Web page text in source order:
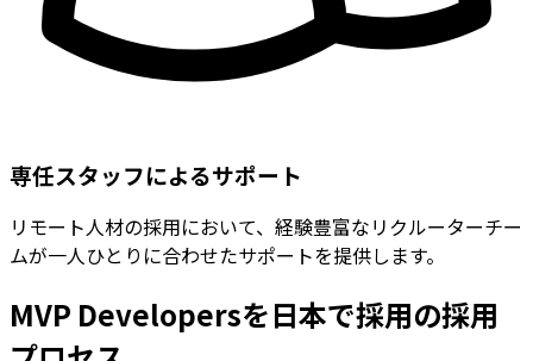
専任スタッフによるサポート
リモート人材の採用において、経験豊富なリクルーターチー
ムが一人ひとりに合わせたサポートを提供します。
MVP Developersを日本で採用の採用